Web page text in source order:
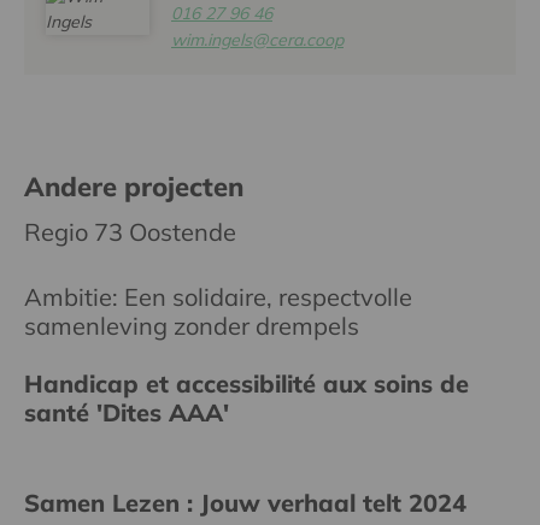
016 27 96 46
wim.ingels@cera.coop
Andere projecten
Regio 73 Oostende
Ambitie: Een solidaire, respectvolle
samenleving zonder drempels
Handicap et accessibilité aux soins de
santé 'Dites AAA'
Samen Lezen : Jouw verhaal telt 2024